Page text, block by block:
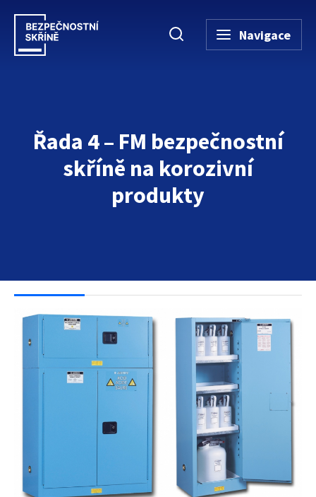
Navigace
Řada 4 – FM bezpečnostní
skříně na korozivní
produkty
Úvodní stránka → Bezpečnostní skříně → Bezpečnostní skříně na